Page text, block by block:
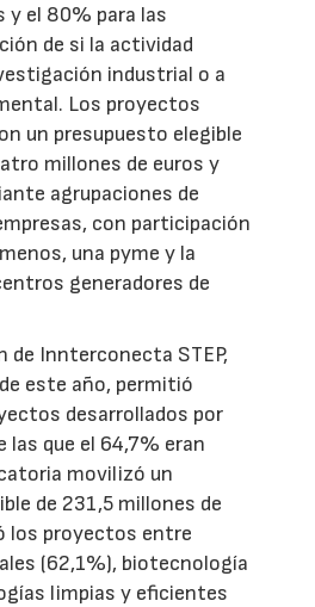
y el 80% para las
de si la actividad
industrial o a
Los proyectos
un presupuesto elegible
millones de euros y
agrupaciones de
con participación
una pyme y la
generadores de
de Innterconecta STEP,
este año, permitió
desarrollados por
las que el 64,7% eran
movilizó un
de 231,5 millones de
los proyectos entre
(62,1%), biotecnología
limpias y eficientes